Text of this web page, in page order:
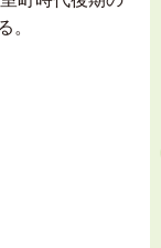
。